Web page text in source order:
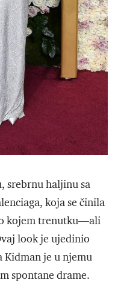
srebrnu haljinu sa
koja se činila
kojem trenutku—ali
look je ujedinio
Kidman je u njemu
spontane drame.